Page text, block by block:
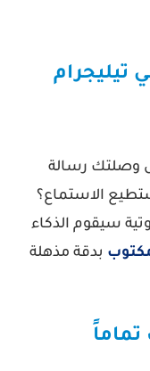
وصلتك رسالة
الاستماع؟
سيقوم الذكاء
بدقة مذهلة